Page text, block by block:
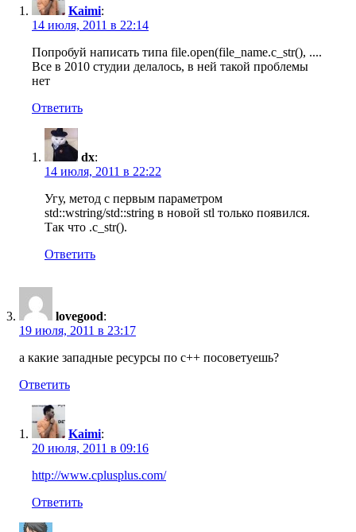
Kaimi:
14 июля, 2011 в 22:14
Попробуй написать типа file.open(file_name.c_str(), ....
Все в 2010 студии делалось, в ней такой проблемы
нет
Ответить
dx:
14 июля, 2011 в 22:22
Угу, метод с первым параметром
std::wstring/std::string в новой stl только появился.
Так что .c_str().
Ответить
lovegood:
19 июля, 2011 в 23:17
а какие западные ресурсы по с++ посоветуешь?
Ответить
Kaimi:
20 июля, 2011 в 09:16
http://www.cplusplus.com/
Ответить